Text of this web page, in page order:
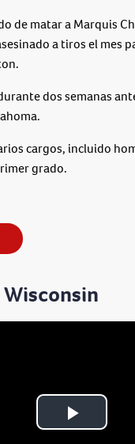
de matar a Marquis
a tiros el mes
dos semanas
cargos, incluido
grado.
Play